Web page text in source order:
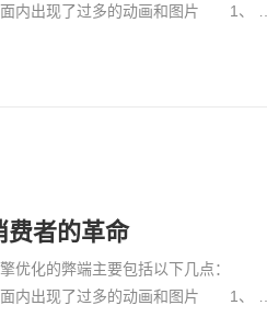
面内出现了过多的动画和图片 1、 很
费者的革命
优化的弊端主要包括以下几点：
面内出现了过多的动画和图片 1、 很